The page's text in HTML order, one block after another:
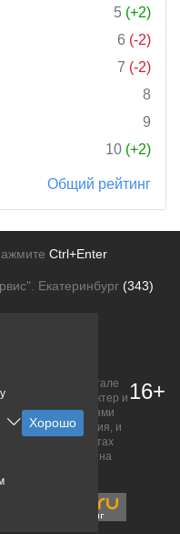
5 (+2)
6 (-2)
7 (-2)
8
9
10 (+2)
Общий рейтинг
Ctrl+Enter
Екатеринбург (343)
на портале
характер и
положениями
полного описания, и
на сайтах
право на
16+